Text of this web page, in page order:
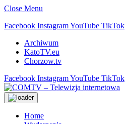
Close Menu
Facebook InstagramYouTube TikTok
Archiwum
KatoTV.eu
Chorzow.tv
Facebook InstagramYouTube TikTok
Home